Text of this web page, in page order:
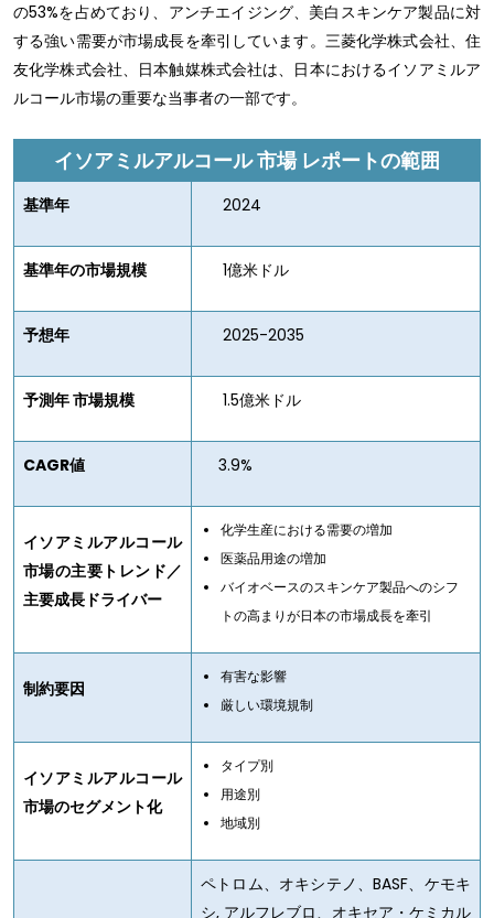
の53%を占めており、アンチエイジング、美白スキンケア製品に対
する強い需要が市場成長を牽引しています。三菱化学株式会社、住
友化学株式会社、日本触媒株式会社は、日本におけるイソアミルア
ルコール市場の重要な当事者の一部です。
イソアミルアルコール市場 レポートの範囲
基準年 2024
基準年の市場規模 1億米ドル
予想年 2025-2035
予測年 市場規模 1.5億米ドル
CAGR値 3.9%
イソアミルアルコール
市場の主要トレンド／
主要成長ドライバー
化学生産における需要の増加
医薬品用途の増加
バイオベースのスキンケア製品へのシフ
トの高まりが日本の市場成長を牽引
制約要因
有害な影響
厳しい環境規制
イソアミルアルコール
市場のセグメント化
タイプ別
用途別
地域別
ペトロム、オキシテノ、BASF、ケモキ
シ, アルフレブロ、オキセア・ケミカル